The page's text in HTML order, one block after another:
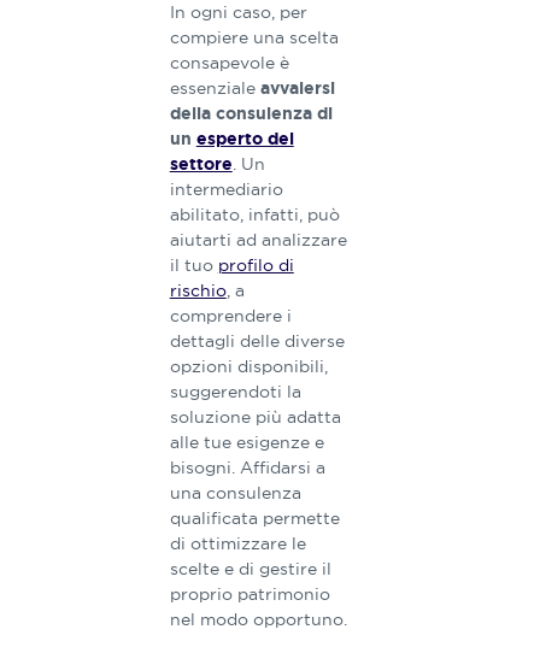
In ogni caso, per
compiere una scelta
consapevole è
essenziale avvalersi
della consulenza di
un esperto del
settore. Un
intermediario
abilitato, infatti, può
aiutarti ad analizzare
il tuo profilo di
rischio, a
comprendere i
dettagli delle diverse
opzioni disponibili,
suggerendoti la
soluzione più adatta
alle tue esigenze e
bisogni. Affidarsi a
una consulenza
qualificata permette
di ottimizzare le
scelte e di gestire il
proprio patrimonio
nel modo opportuno.